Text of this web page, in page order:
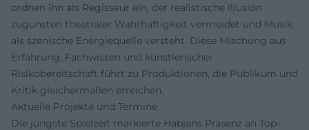
ordnen ihn als Regisseur ein, der realistische Illusion
zugunsten theatraler Wahrhaftigkeit vermeidet und Musik
als szenische Energiequelle versteht. Diese Mischung aus
Erfahrung, Fachwissen und künstlerischer
Risikobereitschaft führt zu Produktionen, die Publikum und
Kritik gleichermaßen erreichen.
Aktuelle Projekte und Termine
Die jüngste Spielzeit markierte Habjans Präsenz an Top-